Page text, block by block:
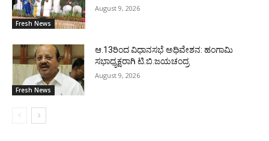
Fresh News
August 9, 2026
Fresh News
ಆ.13ರಿಂದ ವಿಧಾನಸಭೆ ಅಧಿವೇಶನ: ಹಂಗಾಮಿ
ಸಭಾಧ್ಯಕ್ಷರಾಗಿ ಟಿ.ಬಿ.ಜಯಚಂದ್ರ
August 9, 2026